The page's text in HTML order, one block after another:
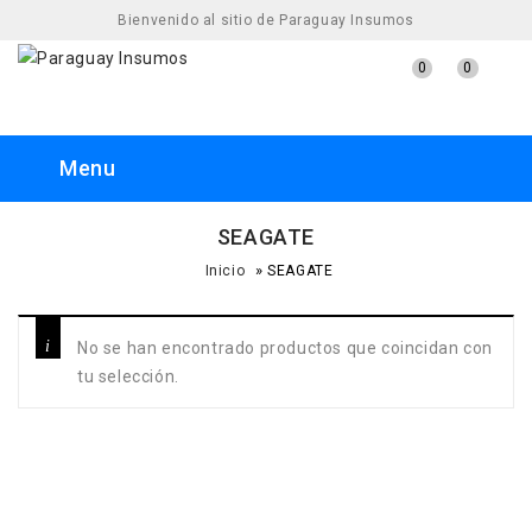
Bienvenido al sitio de Paraguay Insumos
0 0
Menu
SEAGATE
Inicio »SEAGATE
No se han encontrado productos que coincidan con
tu selección.